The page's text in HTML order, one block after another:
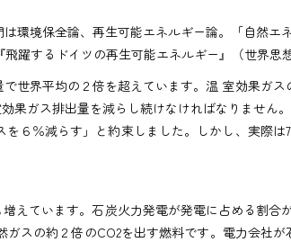
環境保全論、再生可能エネルギー論。「自然
躍するドイツの再生可能エネルギー』（世界思
世界平均の２倍を超えています。温 室効果ガ
ガス排出量を減らし続けなければなりません。
６％減らす」と約束しました。しかし、実際は
えています。石炭火力発電が発電に占める割合
スの約２倍のCO2を出す燃料です。電力会社